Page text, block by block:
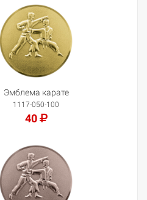
Добавить в корзину
Эмблема карате
1117-050-100
40
Добавить в корзину